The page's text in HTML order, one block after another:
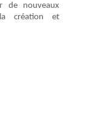
de nouveaux
création et